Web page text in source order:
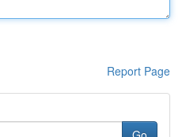
Report Page